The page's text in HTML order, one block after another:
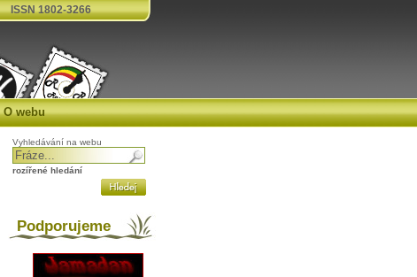
ISSN 1802-3266
O webu
Vyhledávání na webu
rozířené hledání
Podporujeme